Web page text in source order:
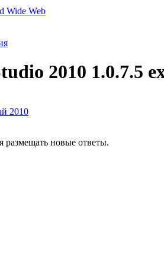
Wide Web
2010 1.0.7.5
2010
размещать новые ответы.